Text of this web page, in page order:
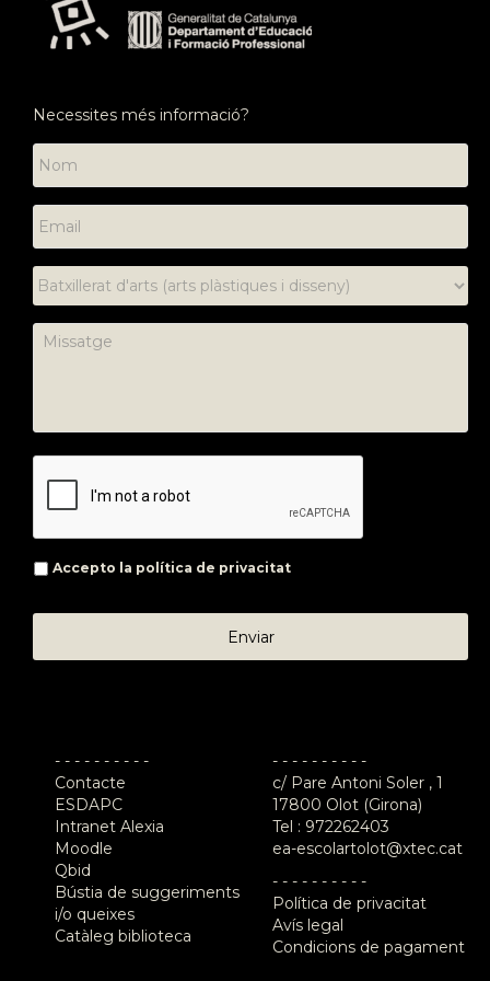
Necessites més informació?
Accepto la política de privacitat
- - - - - - - - - -
Contacte
ESDAPC
Intranet Alexia
Moodle
Qbid
Bústia de suggeriments
i/o queixes
Catàleg biblioteca
- - - - - - - - - -
c/ Pare Antoni Soler , 1
17800 Olot (Girona)
Tel : 972262403
ea-escolartolot@xtec.cat
- - - - - - - - - -
Política de privacitat
Avís legal
Condicions de pagament